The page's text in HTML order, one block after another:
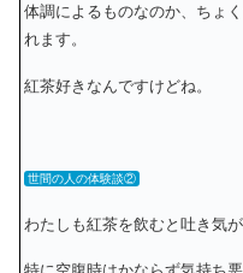
体調によるものなのか、ちょ
れます。
紅茶好きなんですけどね。
世間の人の体験談②
わたしも紅茶を飲むと吐き気が